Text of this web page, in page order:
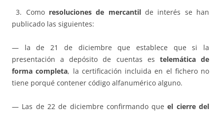
3. Como resoluciones de mercantilde interés se han
publicado las siguientes:
— la de 21 de diciembre que establece que si la
presentación a depósito de cuentas es telemática de
forma completa, la certificación incluida en el fichero no
tiene porqué contener código alfanumérico alguno.
— Las de 22 de diciembre confirmando queel cierre del